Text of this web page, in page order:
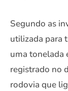
Segundo as
utilizada para
uma tonelada
registrado no
rodovia que